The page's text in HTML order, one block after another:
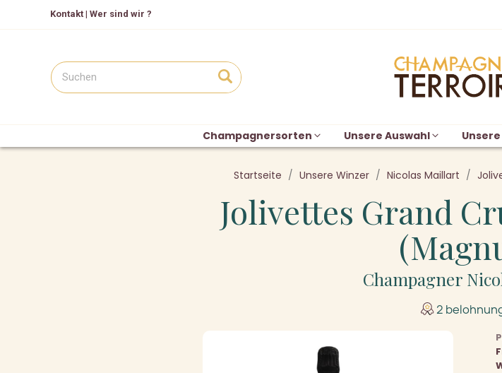
Kontakt | Wer sind wir ?
Champagnersorten Unsere Auswahl
Startseite Unsere Winzer Nicolas Maillart
Jolivettes Grand
Champagner
2